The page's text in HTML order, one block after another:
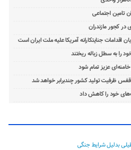
اقدامات جنایتکارانه آمریکا علیه ملت ایران است
را به سطل زباله ریختند
خامنه‌ای عزیز تمام شود
ظرفیت تولید کشور چندبرابر خواهد شد
خود را کاهش داد
بدلیل شرایط جنگی